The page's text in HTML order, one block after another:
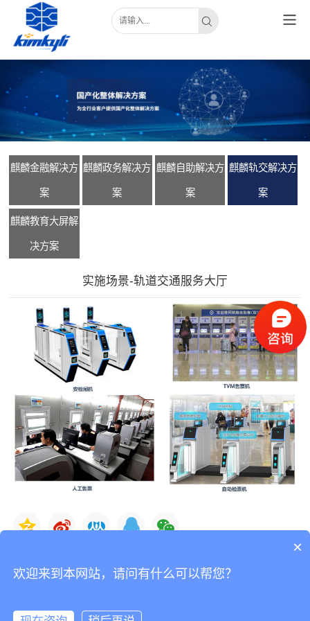
麒麟金融解决方
案
麒麟政务解决方
案
麒麟自助解决方
案
麒麟轨交解决方
案
麒麟教育大屏解
决方案
实施场景-轨道交通服务大厅
下一篇:
实施背景-智慧交通政策背景
×
欢迎来到本网站，请问有什么可以帮您？